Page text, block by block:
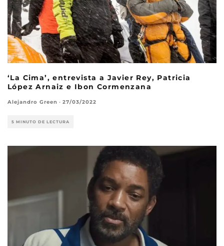
‘La Cima’, entrevista a Javier Rey, Patricia
López Arnaiz e Ibon Cormenzana
Alejandro Green · 27/03/2022
5 MINUTO DE LECTURA